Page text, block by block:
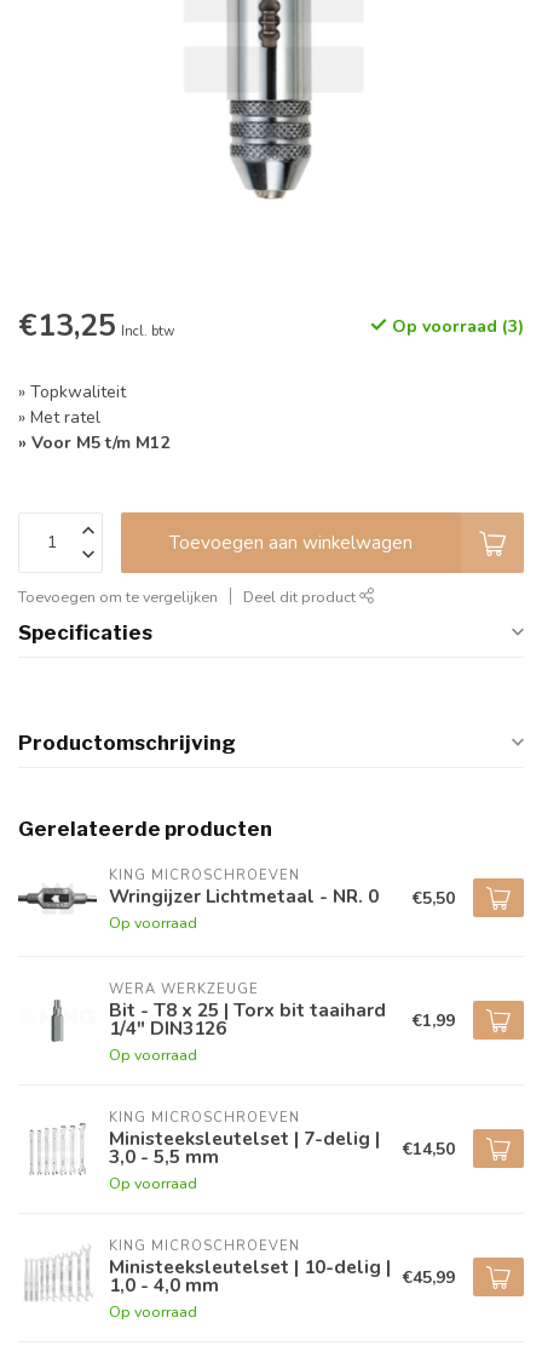
€13,25 Incl. btw Op voorraad (3)
» Topkwaliteit
» Met ratel
» Voor M5 t/m M12
Toevoegen aan winkelwagen
Toevoegen om te vergelijken Deel dit product
Specificaties
Productomschrijving
Gerelateerde producten
KING MICROSCHROEVEN
Wringijzer Lichtmetaal - NR. 0
Op voorraad
€5,50
WERA WERKZEUGE
Bit - T8 x 25 | Torx bit taaihard
1/4" DIN3126
Op voorraad
€1,99
KING MICROSCHROEVEN
Ministeeksleutelset | 7-delig |
3,0 - 5,5 mm
Op voorraad
€14,50
KING MICROSCHROEVEN
Ministeeksleutelset | 10-delig |
1,0 - 4,0 mm
Op voorraad
€45,99